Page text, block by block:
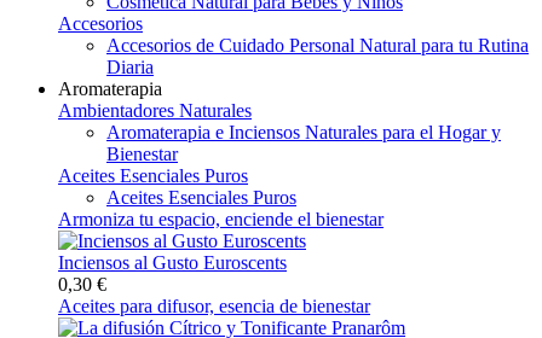
Accesorios
Accesorios de Cuidado Personal Natural para tu Rutina
Diaria
Aromaterapia
Ambientadores Naturales
Aromaterapia e Inciensos Naturales para el Hogar y
Bienestar
Aceites Esenciales Puros
Aceites Esenciales Puros
Armoniza tu espacio, enciende el bienestar
Inciensos al Gusto Euroscents
0,30 €
Aceites para difusor, esencia de bienestar